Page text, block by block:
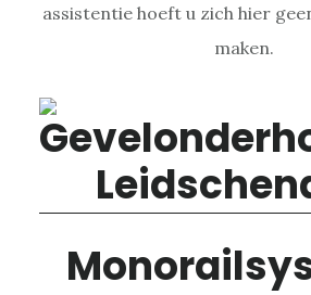
assistentie hoeft u zich hier
maken.